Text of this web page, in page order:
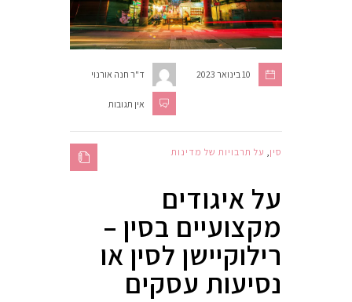
ד"ר חנה אורנוי 10 בינואר 2023
אין תגובות
סין על תרבויות של מדינות
על איגודים
מקצועיים בסין –
רילוקיישן לסין או
נסיעות עסקים